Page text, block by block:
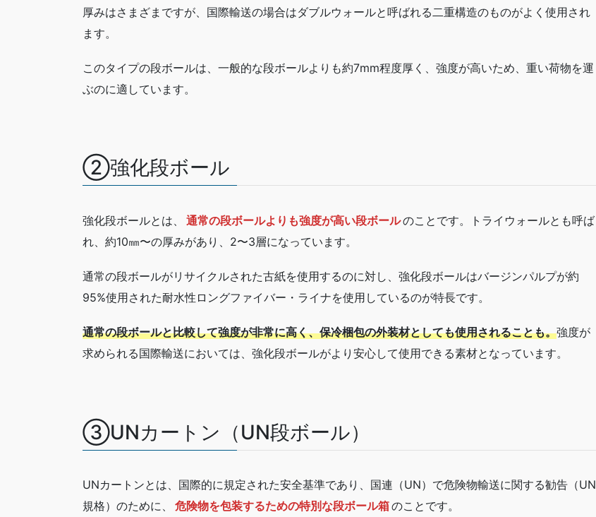
厚みはさまざまですが、国際輸送の場合はダブルウォールと呼ばれる二重構造のものがよく使用され
ます。
このタイプの段ボールは、一般的な段ボールよりも約7mm程度厚く、強度が高いため、重い荷物を運
ぶのに適しています。
②強化段ボール
強化段ボールとは、 通常の段ボールよりも強度が高い段ボールのことです。トライウォールとも呼ば
れ、約10㎜〜の厚みがあり、2〜3層になっています。
通常の段ボールがリサイクルされた古紙を使用するのに対し、強化段ボールはバージンパルプが約
95%使用された耐水性ロングファイバー・ライナを使用しているのが特長です。
通常の段ボールと比較して強度が非常に高く、保冷梱包の外装材としても使用されることも。強度が
求められる国際輸送においては、強化段ボールがより安心して使用できる素材となっています。
③UNカートン（UN段ボール）
UNカートンとは、国際的に規定された安全基準であり、国連（UN）で危険物輸送に関する勧告（UN
規格）のために、
危険物を包装するための特別な段ボール箱のことです。